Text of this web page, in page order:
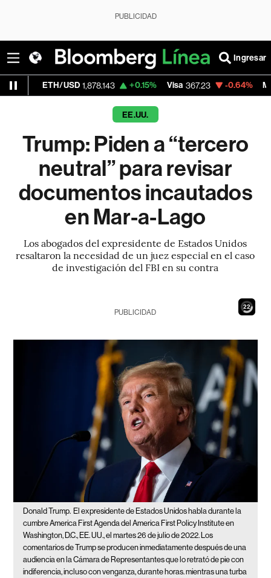
PUBLICIDAD
Ingresar
1,878.143 +0.15% Visa 367.23 -0.64% MercadoLibre
EE.UU.
Trump: Piden a “tercero
neutral” para revisar
documentos incautados
en Mar-a-Lago
Los abogados del expresidente de Estados Unidos
resaltaron la necesidad de un juez especial en el caso
de investigación del FBI en su contra
20
PUBLICIDAD
Donald Trump. El expresidente de Estados Unidos habla durante la
cumbre America First Agenda del America First Policy Institute en
Washington, D.C., EE. UU., el martes 26 de julio de 2022. Los
comentarios de Trump se producen inmediatamente después de una
audiencia en la Cámara de Representantes que lo retrató de pie con
indiferencia, incluso con venganza, durante horas. mientras una turba